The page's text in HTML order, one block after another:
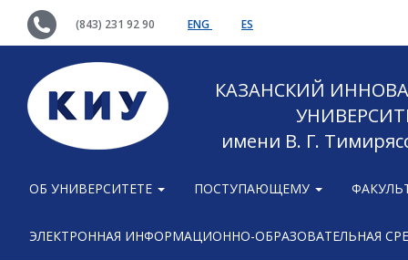
(843) 231 92 90 ENG ES
КАЗАНСКИЙ
имени В. Г.
ОБ УНИВЕРСИТЕТЕ ПОСТУПАЮЩЕМУ
ЭЛЕКТРОННАЯ ИНФОРМАЦИОННО-ОБРАЗОВАТЕЛЬНАЯ